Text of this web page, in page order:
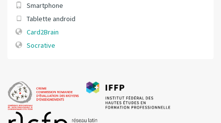
Smartphone
Tablette android
Card2Brain
Socrative